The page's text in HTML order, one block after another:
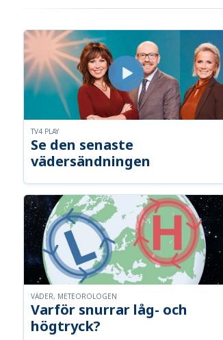
Se den senaste
vädersändningen
TV4 PLAY
Varför snurrar låg- och
högtryck?
VÄDER, METEOROLOGEN